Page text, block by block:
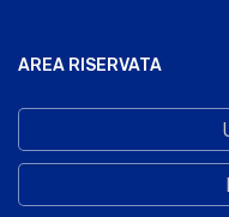
AREA RISERVATA